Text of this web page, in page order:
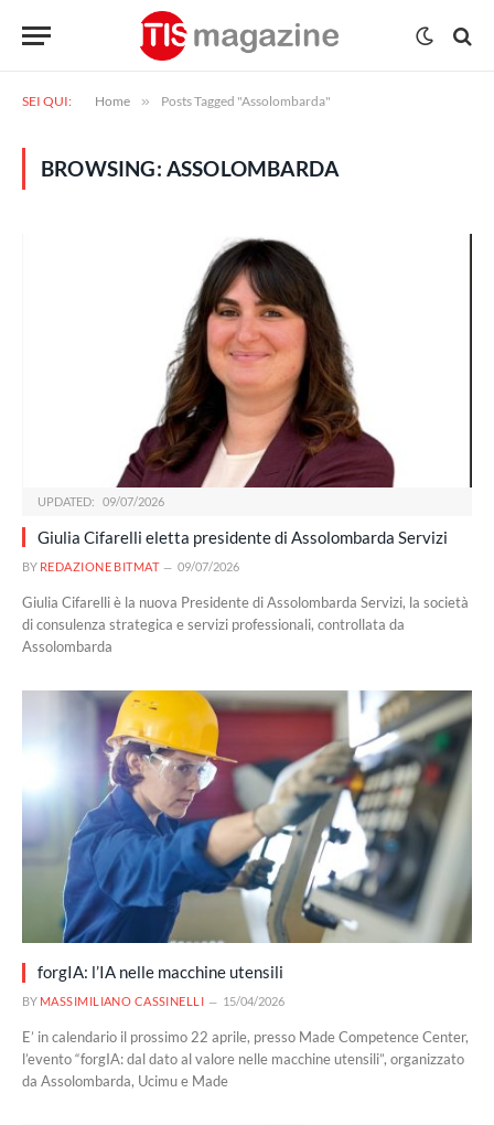
SEI QUI: Home » Posts Tagged "Assolombarda"
BROWSING: ASSOLOMBARDA
UPDATED: 09/07/2026
Giulia Cifarelli eletta presidente di Assolombarda Servizi
BY REDAZIONE BITMAT 09/07/2026
Giulia Cifarelli è la nuova Presidente di Assolombarda Servizi, la società
di consulenza strategica e servizi professionali, controllata da
Assolombarda
forgIA: l’IA nelle macchine utensili
BY MASSIMILIANO CASSINELLI 15/04/2026
E’ in calendario il prossimo 22 aprile, presso Made Competence Center,
l’evento “forgIA: dal dato al valore nelle macchine utensili”, organizzato
da Assolombarda, Ucimu e Made